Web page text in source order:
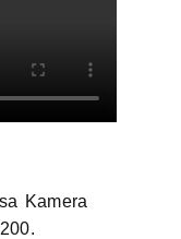
Kamera